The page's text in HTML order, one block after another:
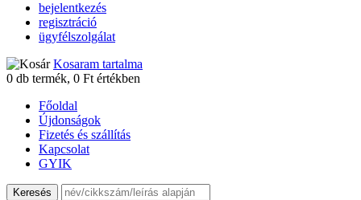
bejelentkezés
regisztráció
ügyfélszolgálat
Kosaram tartalma
0 db termék, 0 Ft értékben
Főoldal
Újdonságok
Fizetés és szállítás
Kapcsolat
GYIK